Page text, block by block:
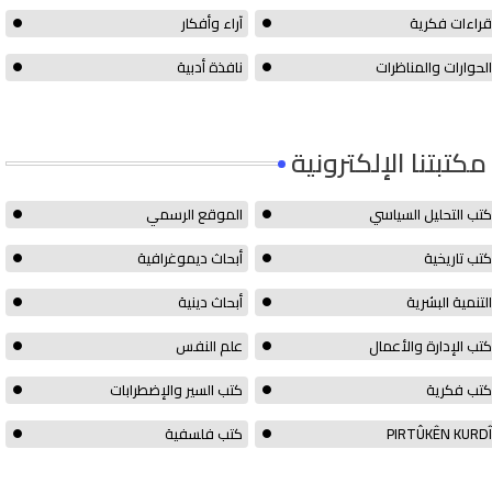
آراء وأفكار
قراءات فكرية
نافذة أدبية
الحوارات والمناظرات
مكتبتنا الإلكترونية
الموقع الرسمي
كتب التحليل السياسي
أبحاث ديموغرافية
كتب تاريخية
أبحاث دينية
التنمية البشرية
علم النفس
كتب الإدارة والأعمال
كتب السير والإضطرابات
كتب فكرية
كتب فلسفية
PIRTÛKÊN KURDÎ